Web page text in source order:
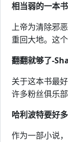
相当弱的一本
上帝为清除邪
重回大地。这
翻翻就够了-
关于这本书最
许多粉丝俱乐
哈利波特要好
作为一部小说